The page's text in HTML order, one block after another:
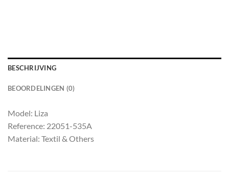
BESCHRIJVING
BEOORDELINGEN (0)
Model: Liza
Reference: 22051-535A
Material: Textil & Others